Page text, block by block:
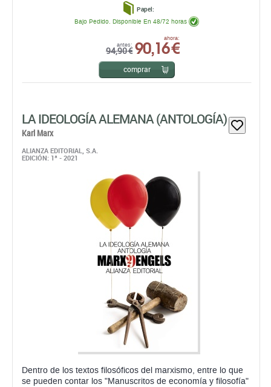
Papel:
antes:
94,90 €
ahora:
90,16 €
Bajo Pedido. Disponible En 48/72 horas
comprar
LA IDEOLOGÍA ALEMANA (ANTOLOGÍA)
Karl Marx
ALIANZA EDITORIAL, S.A.
EDICIÓN: 1ª - 2021
Dentro de los textos filosóficos del marxismo, entre lo que
se pueden contar los "Manuscritos de economía y filosofía"